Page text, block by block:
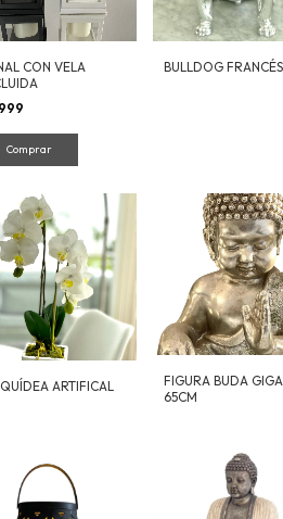
CON VELA
Comprar
BULLDOG FRANCÉS
ARTIFICAL
FIGURA BUDA
65CM